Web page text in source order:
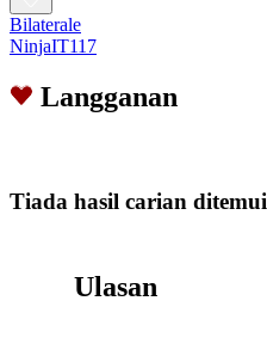
Bilaterale
NinjaIT117
Langganan
Tiada hasil carian ditemui
Ulasan